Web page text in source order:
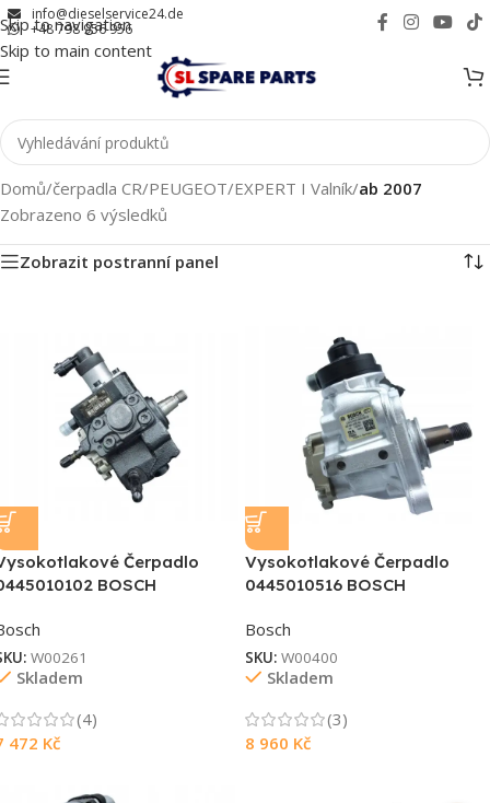
Skip to navigation
Skip to main content
info@dieselservice24.de
+48 798 956 956
Domů/čerpadla CR/PEUGEOT/EXPERT I Valník/ab 2007
Zobrazeno 6 výsledků
Zobrazit postranní panel
Čerpadlo
BOSCH
W00261
Skladem
(4)
472 Kč
Vysokotlakové Čerpadlo
0445010516 BOSCH
Bosch
SKU: W00400
Skladem
(3)
8 960 Kč